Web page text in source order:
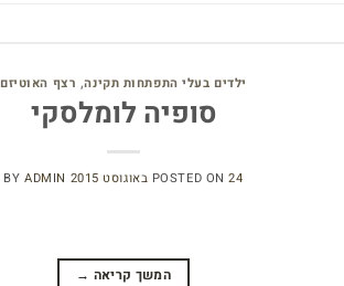
ילדים בעלי התפתחות תקינה, רצף האוטיזם
סופיה לומלסקי
POSTED ON24 באוגוסט 2015 BYADMIN
המשך קריאה →